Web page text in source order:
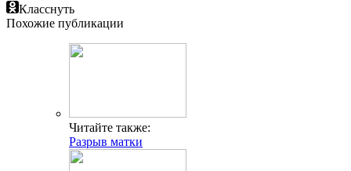
Класснуть
Похожие публикации
Читайте также:
Разрыв матки